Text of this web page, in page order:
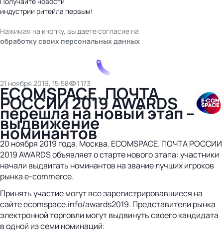
индустрии ритейла первым!
Нажимая на кнопку, вы даете согласие на
обработку своих персональных данных
21 ноября 2019, 15:58 1 173
ECOMSPACE. ПОЧТА
РОССИИ 2019 AWARDS
перешла на новый этап –
выдвижение
номинантов
20 ноября 2019 года. Москва. ECOMSPACE. ПОЧТА РОССИИ
2019 AWARDS объявляет о старте нового этапа: участники
начали выдвигать номинантов на звание лучших игроков
рынка e-commerce.
Принять участие могут все зарегистрировавшиеся на
сайте ecomspace.info/awards2019. Представители рынка
электронной торговли могут выдвинуть своего кандидата
в одной из семи номинаций: